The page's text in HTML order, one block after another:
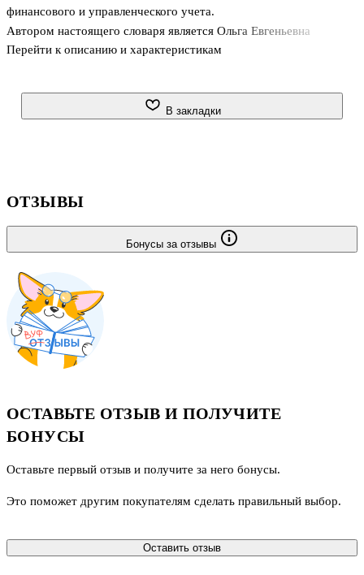
финансового и управленческого учета.
Автором настоящего словаря является Ольга Евгеньевна
Николаева - ведущий специалист в области международного
"Международные стандарты финансовой отчетности" и
специальной литературы по
Перейти к описанию и характеристикам
В закладки
ОТЗЫВЫ
Бонусы за отзывы
ОСТАВЬТЕ ОТЗЫВ И ПОЛУЧИТЕ
БОНУСЫ
Оставьте первый отзыв и получите за него бонусы.
Это поможет другим покупателям сделать правильный выбор.
Оставить отзыв